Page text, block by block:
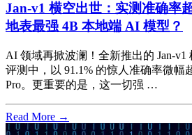
Jan-v1 横空出世：实测准确率
地表最强 4B 本地端 AI 模型？
AI 领域再掀波澜！全新推出的 Jan-v1
评测中，以 91.1% 的惊人准确率微幅
Pro。更重要的是，这一切强 …
Read More →